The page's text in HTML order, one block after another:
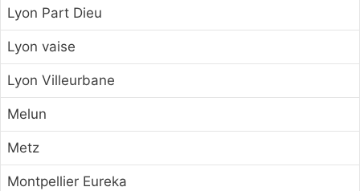
Lyon Part Dieu
Lyon vaise
Lyon Villeurbane
Melun
Metz
Montpellier Eureka